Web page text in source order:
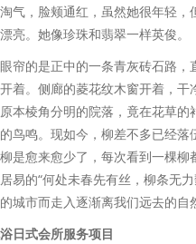
气，脸颊通红，虽然她很年轻
亮。她像珍珠和翡翠一样英俊。
帘的是正中的一条青灰砖石路
着。侧廊的菱花纹木窗开着，
本棱角分明的院落，竟在花草
鸟鸣。现如今，柳差不多已经
是愈来愈少了，每次看到一棵
易的“何处未春先有丝，柳条无
城市而走入逐渐离我们远去的自
日式会所服务项目